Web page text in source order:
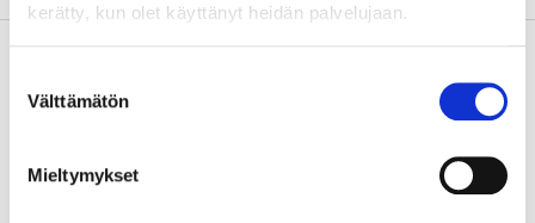
kerätty, kun olet käyttänyt heidän palvelujaan.
valinta
Välttämätön
Mieltymykset